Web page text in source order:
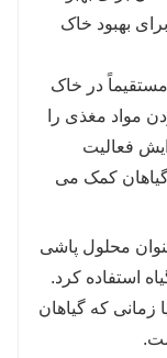
جمله فولوات
می کند، به
متصل می شود
دهد. این می
کلی گیاه
مناسب تر می
بافر کند و
مواد مغذی
بهبود خاک
در خاک
مواد مغذی را
فعالیت
کمک می
محلول پاشی
استفاده کرد.
زمانی که گیاهان